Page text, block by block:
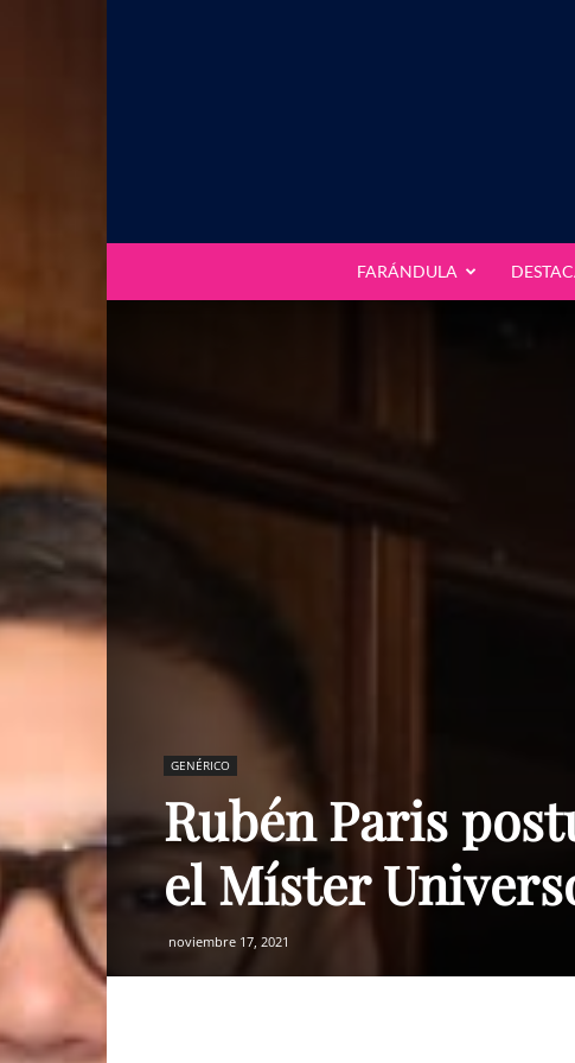
FARÁNDULA
GENÉRICO
Rubén Paris
el Míster
noviembre 17, 2021